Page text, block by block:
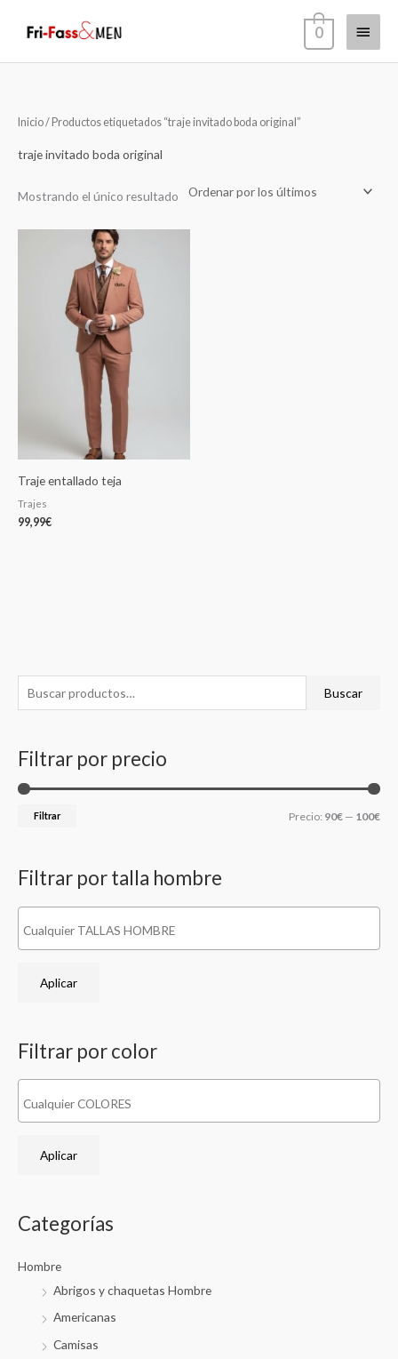
Menú
0
u
c
a
Buscar
Filtrar por precio
i
o
i
i
o
i
Filtrar Precio: 90€ — 100€
Filtrar por talla hombre
Aplicar
Filtrar por color
Aplicar
Categorías
Hombre
Abrigos y chaquetas Hombre
Americanas
Camisas
Inicio/ Productos etiquetados “traje invitado boda original”
traje invitado boda original
Mostrando el único resultado
Traje entallado teja
Trajes
99,99€